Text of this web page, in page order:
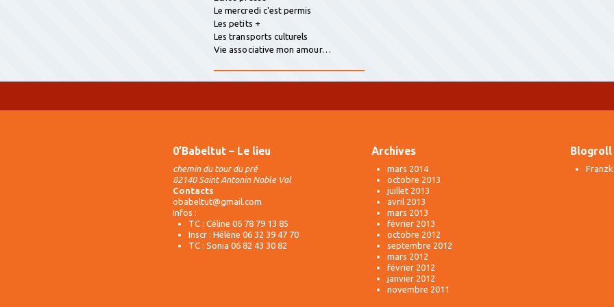
Le mercredi c'est permis
Les petits +
Les transports culturels
Vie associative mon amour…
0’Babeltut – Le lieu
chemin du tour du pré
82140 Saint Antonin Noble Val
Contacts
obabeltut@gmail.com
Infos :
TC : Céline 06 78 79 13 85
Inscr : Hélène 06 32 39 47 70
TC : Sonia 06 82 43 30 82
Archives
mars 2014
octobre 2013
juillet 2013
avril 2013
mars 2013
février 2013
octobre 2012
septembre 2012
mars 2012
février 2012
janvier 2012
novembre 2011
Blogroll